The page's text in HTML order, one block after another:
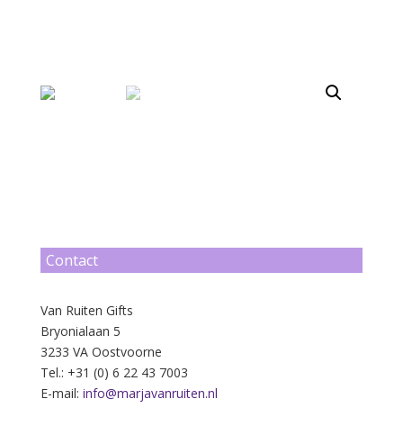
Contact
Van Ruiten Gifts
Bryonialaan 5
3233 VA Oostvoorne
Tel.: +31 (0) 6 22 43 7003
E-mail: info@marjavanruiten.nl